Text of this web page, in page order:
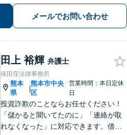
メールでお問い合わせ
田上 裕輝 弁護士
保田窪法律事務所
熊本
県
|
熊本市中央
区
営業時間：本日定休
日
投資詐欺のことならお任せください！
「儲かると聞いてたのに」「連絡が取
れなくなった」に対応できます。借